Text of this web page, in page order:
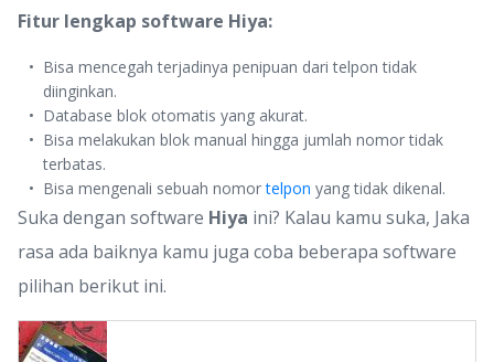
Fitur lengkap software Hiya:
Bisa mencegah terjadinya penipuan dari telpon tidak
diinginkan.
Database blok otomatis yang akurat.
Bisa melakukan blok manual hingga jumlah nomor tidak
terbatas.
Bisa mengenali sebuah nomortelpon yang tidak dikenal.
Suka dengan software Hiya ini? Kalau kamu suka, Jaka
rasa ada baiknya kamu juga coba beberapa software
pilihan berikut ini.